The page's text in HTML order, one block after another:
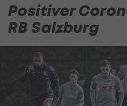
Positiver
RB Salzburg